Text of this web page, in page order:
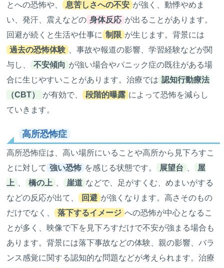
とへの恐怖や、 息苦しさへの不安 が強く、動悸やめま
い、発汗、震えなどの 身体反応 が出ることがあります。
回避が続くと生活や仕事に 制限 が生じます。背景には
過去の恐怖体験
、事故や報道の影響、学習経験などが関
与し、
不安傾向 が強い場合やパニック症の既往がある場
合に生じやすいことがあります。治療では 認知行動療法
（CBT）
が有効で、 段階的曝露 によって恐怖を減らし
ていきます。
高所恐怖症
高所恐怖症は、高い場所にいることや高所から見下ろすこ
とに対して 強い恐怖 を感じる状態です。 展望台
屋
上
橋の上 崖道 などで、足がすくむ、めまいがする
などの反応が出て、 回避 が強くなります。高さそのもの
だけでなく、 落下するイメージ への恐怖が中心となるこ
とが多く、映像で下を見下ろすだけで不安が強まる場合も
あります。背景には落下事故などの体験、親の影響、バラ
ンス感覚に関する認知的な問題などが考えられます。治療